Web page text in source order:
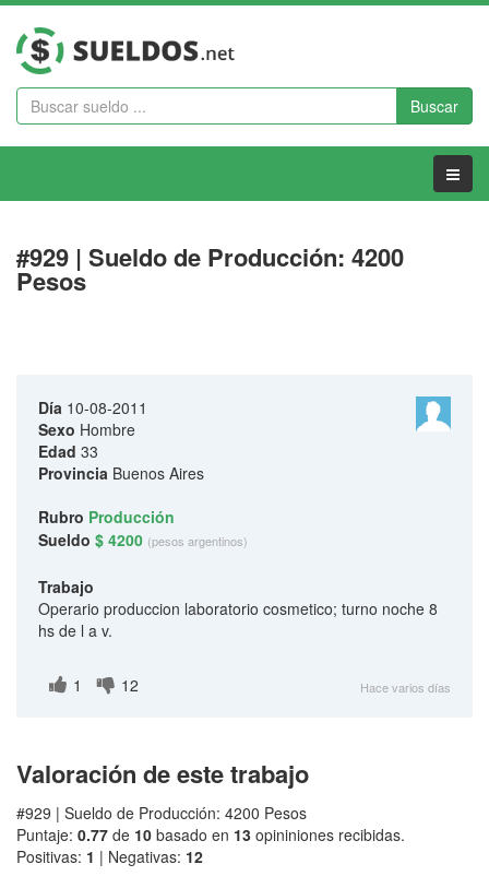
Buscar
Menu
#929 | Sueldo de Producción: 4200
Pesos
Día 10-08-2011
Sexo Hombre
Edad 33
Provincia Buenos Aires
Rubro Producción
Sueldo $ 4200 (pesos argentinos)
Trabajo
Operario produccion laboratorio cosmetico; turno noche 8
hs de l a v.
1 12 Hace varios días
Valoración de este trabajo
#929 | Sueldo de Producción: 4200 Pesos
Puntaje: 0.77 de 10 basado en 13 opininiones recibidas.
Positivas: 1 | Negativas: 12